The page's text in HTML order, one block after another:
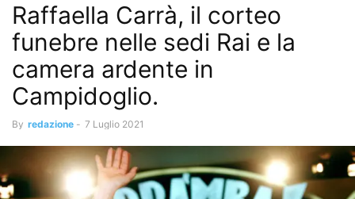
Raffaella Carrà, il corteo
funebre nelle sedi Rai e la
camera ardente in
Campidoglio.
By redazione - 7 Luglio 2021